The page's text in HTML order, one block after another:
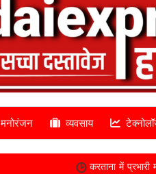
मनोरंजन व्यवसाय
करताना में प्रभारी मंत्री विश्वास सारंग ने